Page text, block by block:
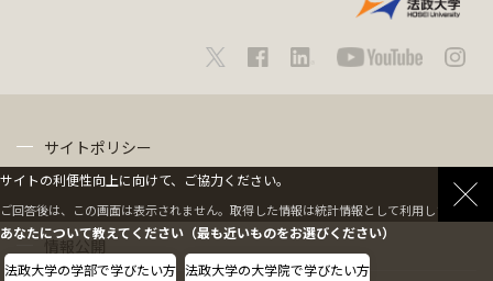
サイトポリシー
情報公開
サイトの利便性向上に向けて、ご協力ください。
ご回答後は、この画面は表示されません。取得した情報は統計情報として利用します。
あなたについて教えてください（最も近いものをお選びください）
法政大学の学部で学びたい方 法政大学の大学院で学びたい方